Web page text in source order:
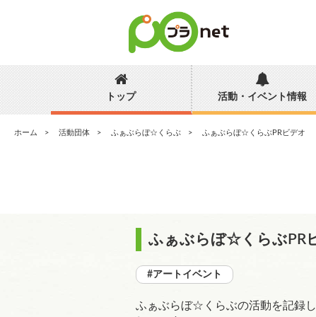
トップ 活動・イベント情報
ホーム 活動団体 ふぁぶらぼ☆くらぶ ふぁぶらぼ☆くらぶPRビデオ
ふぁぶらぼ☆くらぶPR
#アートイベント
ふぁぶらぼ☆くらぶの活動を記録